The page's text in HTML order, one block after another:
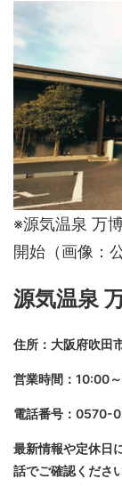
※源気温泉 万
開始（画像：
源気温泉
住所：大阪府吹田
営業時間：10:00
電話番号：0570-
最新情報や定休日
話でご確認ください